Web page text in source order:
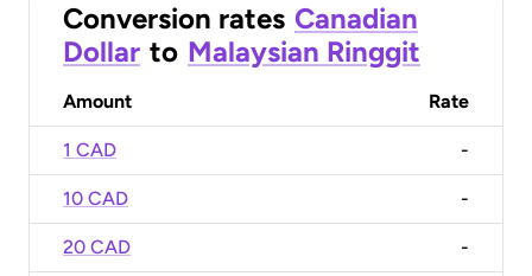
Conversion rates Canadian
Dollar to Malaysian Ringgit
Amount Rate
1 CAD -
10 CAD -
20 CAD -